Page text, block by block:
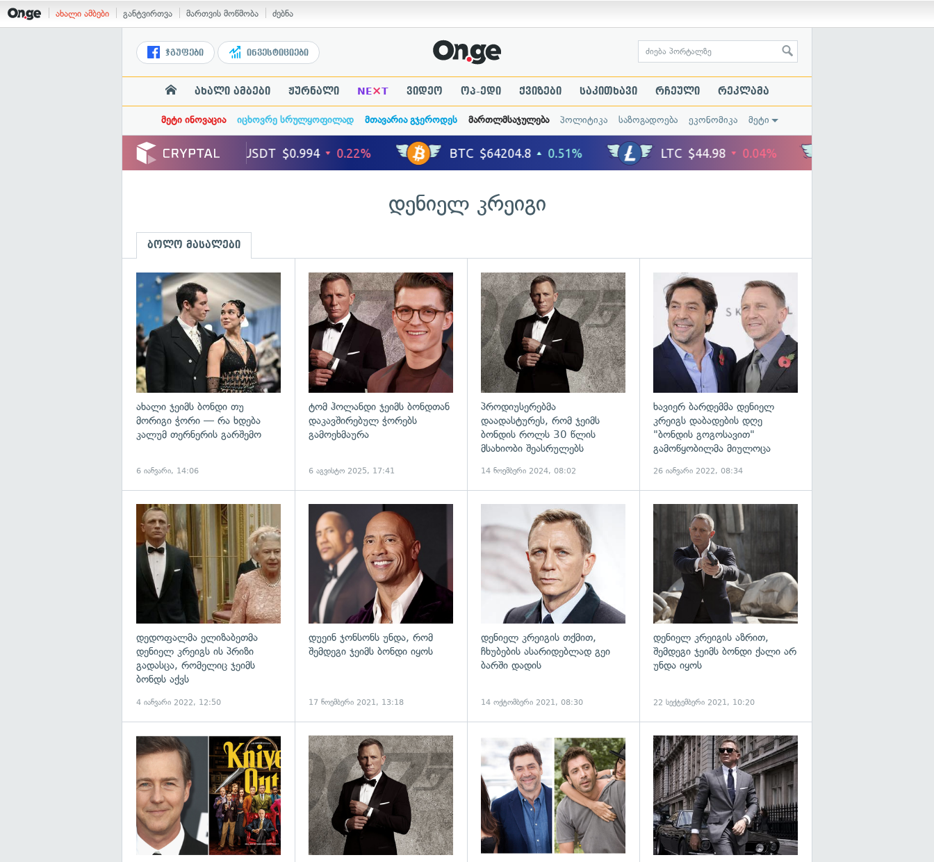
ახალი ამბები განტვირთვა მართვის მოწმობა ძებნა
ჯგუფები ინვესტიციები
ახალი ამბები ჟურნალი NE×T ვიდეო ოპ-ედი ქვიზები საკითხავი რჩეული რეკლამა
მეტი ინოვაცია იცხოვრე სრულყოფილად მთავარია გჯეროდეს მართლმსაჯულება პოლიტიკა საზოგადოება ეკონომიკა მეტი
დენიელ კრეიგი
ბოლო მასალები
გადახედვა
ახალი ჯეიმს ბონდი თუ
მორიგი ჭორი — რა ხდება
კალუმ თერნერის გარშემო
6 იანვარი, 14:06
გადახედვა
ტომ ჰოლანდი ჯეიმს ბონდთან
დაკავშირებულ ჭორებს
გამოეხმაურა
6 აგვისტო 2025, 17:41
გადახედვა
პროდიუსერებმა
დაადასტურეს, რომ ჯეიმს
ბონდის როლს 30 წლის
მსახიობი შეასრულებს
14 ნოემბერი 2024, 08:02
ხავიერ ბარდემმა დენიელ
კრეიგს დაბადების დღე
"ბონდის გოგოსავით"
გამოწყობილმა მიულოცა
26 იანვარი 2022, 08:34
გადახედვა
დედოფალმა ელიზაბეთმა
დენიელ კრეიგს ის პრიზი
გადასცა, რომელიც ჯეიმს
ბონდს აქვს
4 იანვარი 2022, 12:50
დუეინ ჯონსონს უნდა, რომ
შემდეგი ჯეიმს ბონდი იყოს
17 ნოემბერი 2021, 13:18
დენიელ კრეიგის თქმით,
ჩხუბების ასარიდებლად გეი
ბარში დადის
14 ოქტომბერი 2021, 08:30
დენიელ კრეიგის აზრით,
შემდეგი ჯეიმს ბონდი ქალი არ
უნდა იყოს
22 სექტემბერი 2021, 10:20
გადახედვა გადახედვა